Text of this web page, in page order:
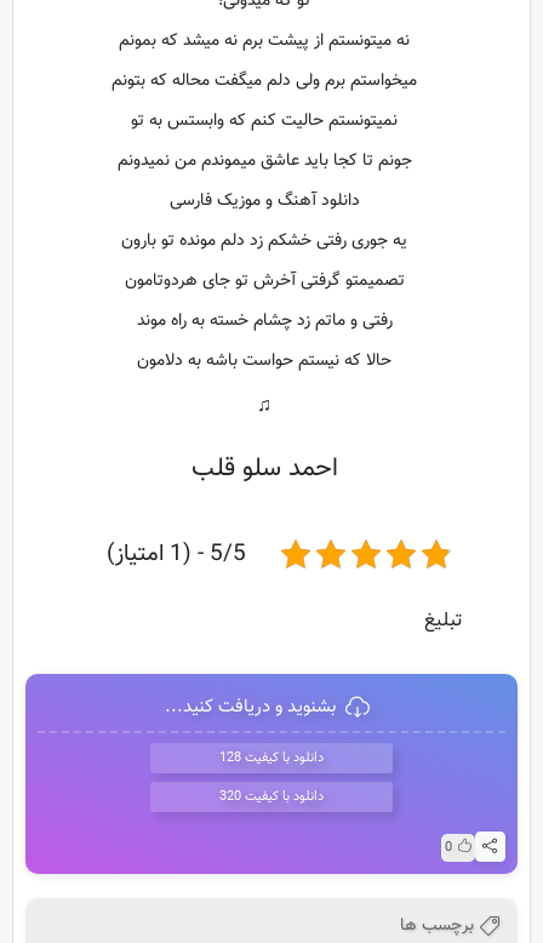
نه میتونستم از پیشت برم نه میشد که بمونم
میخواستم برم ولی دلم میگفت محاله که بتونم
نمیتونستم حالیت کنم که وابستس به تو
جونم تا کجا باید عاشق میموندم من نمیدونم
دانلود آهنگ و موزیک فارسی
یه جوری رفتی خشکم زد دلم مونده تو بارون
تصمیمتو گرفتی آخرش تو جای هردوتامون
رفتی و ماتم زد چشام خسته به راه موند
حالا که نیستم حواست باشه به دلامون
♫
احمد سلو قلب
5/5 - (1 امتیاز)
تبلیغ
بشنوید و دریافت کنید...
دانلود با کیفیت 128
دانلود با کیفیت 320
0
برچسب ها